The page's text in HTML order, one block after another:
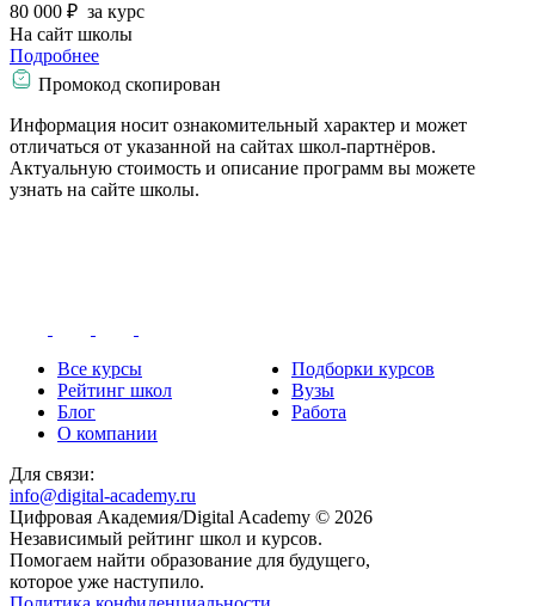
80 000 ₽ за курс
На сайт школы
Подробнее
Промокод скопирован
Информация носит ознакомительный характер и может
отличаться от указанной на сайтах школ-партнёров.
Актуальную стоимость и описание программ вы можете
узнать на сайте школы.
Все курсы
Подборки курсов
Рейтинг школ
Вузы
Блог
Работа
О компании
Для связи:
info@digital-academy.ru
Цифровая Академия/Digital Academy © 2026
Независимый рейтинг школ и курсов.
Помогаем найти образование для будущего,
которое уже наступило.